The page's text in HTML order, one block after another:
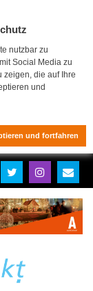
nutzbar zu
Social Media zu
zeigen, die auf Ihre
und
und fortfahren